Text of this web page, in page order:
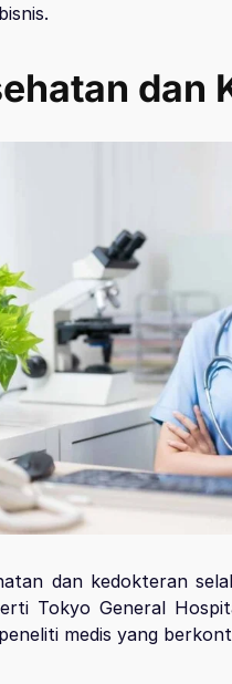
dan
dan kedokteran
Tokyo General
medis yang